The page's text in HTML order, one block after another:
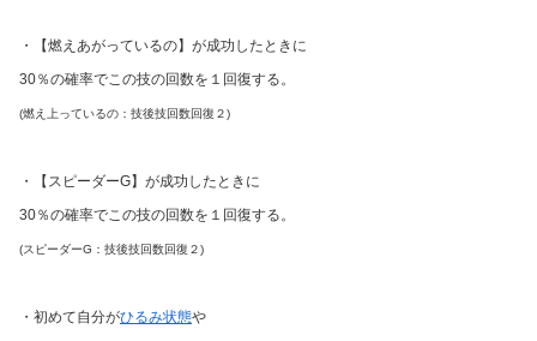
・【燃えあがっているの】が成功したときに
30％の確率でこの技の回数を１回復する。
(燃え上っているの：技後技回数回復２)
・【スピーダーG】が成功したときに
30％の確率でこの技の回数を１回復する。
(スピーダーG：技後技回数回復２)
・初めて自分がひるみ状態や